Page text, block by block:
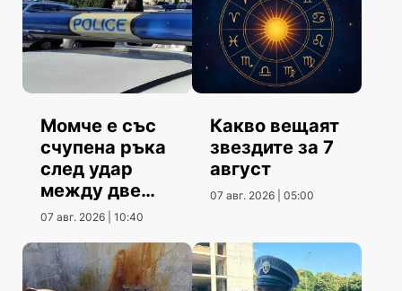
Момче е със
счупена ръка
след удар
между две
коли
07 авг. 2026 | 10:40
Какво вещаят
звездите за 7
август
07 авг. 2026 | 05:00